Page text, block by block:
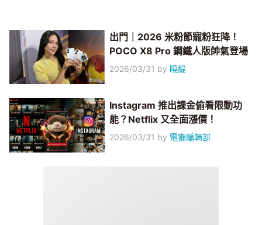
出門｜2026 米粉節寵粉狂降！
POCO X8 Pro 鋼鐵人版帥氣登場
2026/03/31 by 曉緹
Instagram 推出課金偷看限動功
能？Netflix 又全面漲價！
2026/03/31 by 電獺編輯部